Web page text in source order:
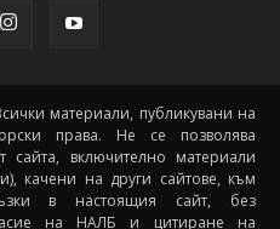
материали, публикувани на
права. Не се позволява
сайта, включително материали
качени на други сайтове, към
в настоящия сайт, без
на НАЛБ и цитиране на